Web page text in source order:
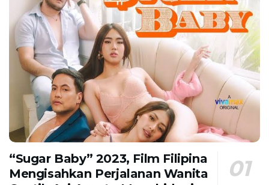
“Sugar Baby” 2023, Film Filipina
Mengisahkan Perjalanan Wanita